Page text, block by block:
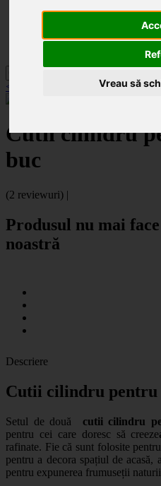
Vreau să
Categorii
Promoții
< înapoi la Cutii flori
Cutii cilindru
buc
(2 reviewuri) |
Produsul nu mai
noastră
Descriere
Cutii cilindru pentru
Setul de două cutii cilindru
pentru cei care doresc să creeze
rafinate. Fie că sunt folosite
pentru a decora spațiul de
pentru expunerea frumuseții